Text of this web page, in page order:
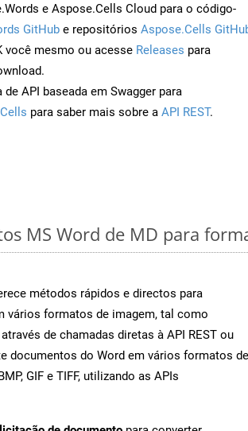
e Aspose.Cells Cloud para o código-
GitHub e repositórios Aspose.Cells
você mesmo ou acesse Releases para
API baseada em Swagger para
para saber mais sobre a API REST.
MS Word de MD para
métodos rápidos e directos para
vários formatos de imagem, tal como
de chamadas diretas à API REST ou
documentos do Word em vários formatos de
GIF e TIFF, utilizando as APIs